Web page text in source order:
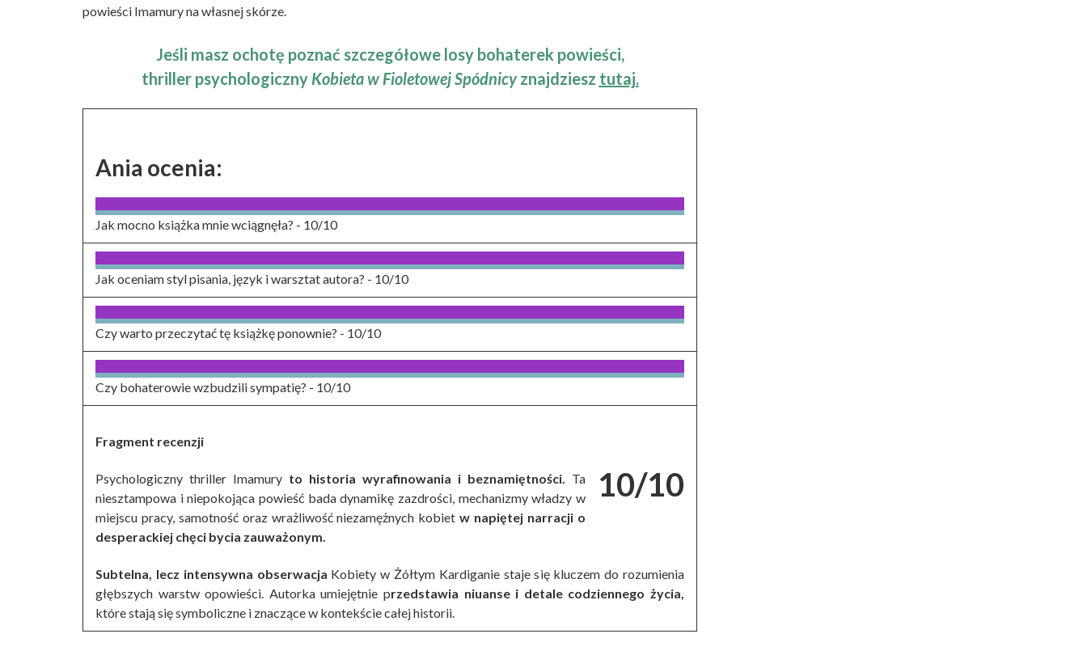
powieści Imamury na własnej skórze.
Jeśli masz ochotę poznać szczegółowe losy bohaterek powieści,
thriller psychologiczny Kobieta w Fioletowej Spódnicyznajdziesz tutaj.
Ania ocenia:
Jak mocno książka mnie wciągnęła? - 10/10
Jak oceniam styl pisania, język i warsztat autora? - 10/10
Czy warto przeczytać tę książkę ponownie? - 10/10
Czy bohaterowie wzbudzili sympatię? - 10/10
10/10
Fragment recenzji
Psychologiczny thriller Imamury to historia wyrafinowania i beznamiętności. Ta
niesztampowa i niepokojąca powieść bada dynamikę zazdrości, mechanizmy władzy w
miejscu pracy, samotność oraz wrażliwość niezamężnych kobietw napiętej narracji o
desperackiej chęci bycia zauważonym.
Subtelna, lecz intensywna obserwacja Kobiety w Żółtym Kardiganie staje się kluczem do rozumienia
głębszych warstw opowieści. Autorka umiejętnie przedstawia niuanse i detale codziennego życia,
które stają się symboliczne i znaczące w kontekście całej historii.